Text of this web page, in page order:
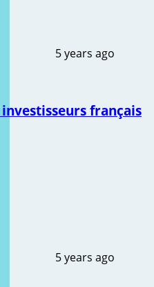
5 years ago
français
5 years ago